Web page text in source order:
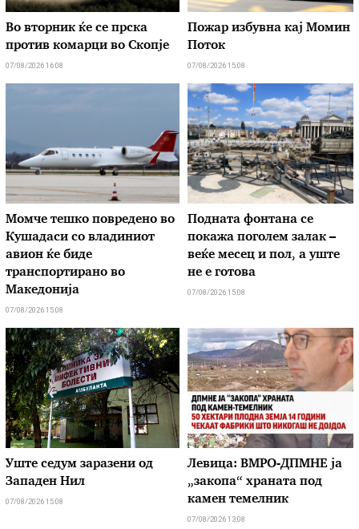
Во вторник ќе се прска
против комарци во Скопје
07/08/2026 16:08
Пожар избувна кај Момин
Поток
07/08/2026 15:08
Момче тешко повредено во
Кушадаси со владиниот
авион ќе биде
транспортирано во
Македонија
07/08/2026 15:08
Подната фонтана се
покажа поголем залак –
веќе месец и пол, а уште
не е готова
07/08/2026 15:08
Уште седум заразени од
Западен Нил
07/08/2026 15:08
Левица: ВМРО-ДПМНЕ ја
„закопа“ храната под
камен темелник
07/08/2026 13:08